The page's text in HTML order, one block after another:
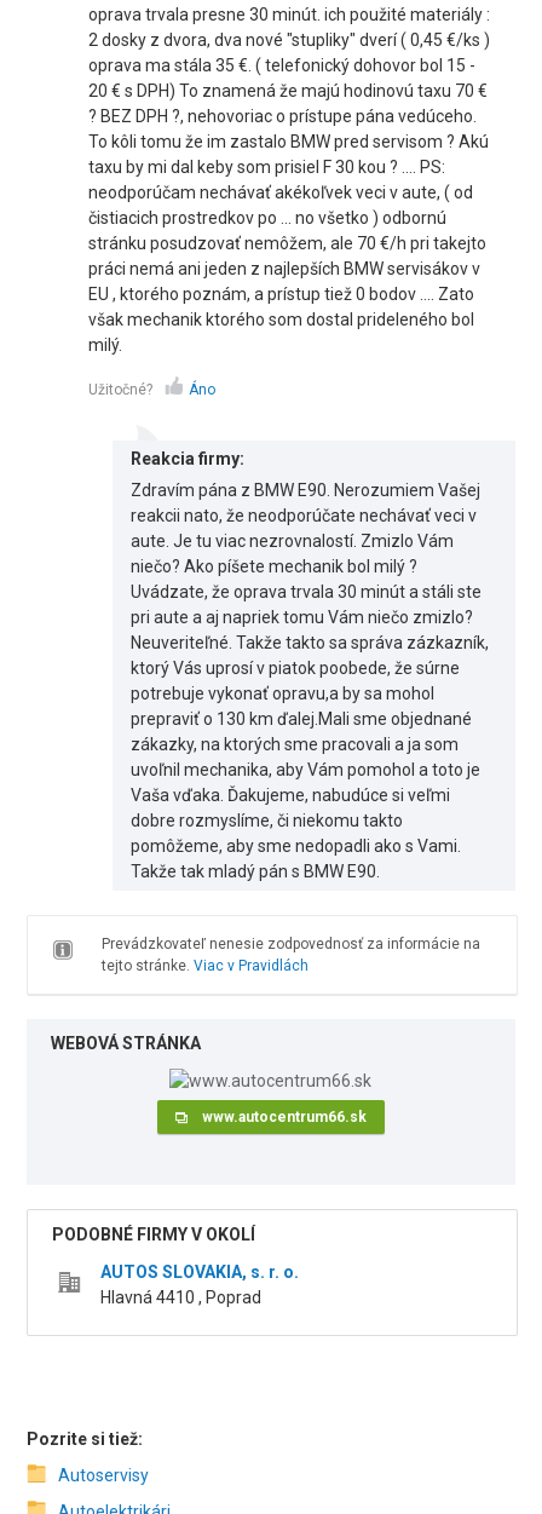
oprava trvala presne 30 minút. ich použité materiály :
2 dosky z dvora, dva nové "stupliky" dverí ( 0,45 €/ks )
oprava ma stála 35 €. ( telefonický dohovor bol 15 -
20 € s DPH) To znamená že majú hodinovú taxu 70 €
? BEZ DPH ?, nehovoriac o prístupe pána vedúceho.
To kôli tomu že im zastalo BMW pred servisom ? Akú
taxu by mi dal keby som prisiel F 30 kou ? .... PS:
neodporúčam nechávať akékoľvek veci v aute, ( od
čistiacich prostredkov po ... no všetko ) odbornú
stránku posudzovať nemôžem, ale 70 €/h pri takejto
práci nemá ani jeden z najlepších BMW servisákov v
EU , ktorého poznám, a prístup tiež 0 bodov .... Zato
však mechanik ktorého som dostal prideleného bol
milý.
Užitočné? Áno
Reakcia firmy:
Zdravím pána z BMW E90. Nerozumiem Vašej
reakcii nato, že neodporúčate nechávať veci v
aute. Je tu viac nezrovnalostí. Zmizlo Vám
niečo? Ako píšete mechanik bol milý ?
Uvádzate, že oprava trvala 30 minút a stáli ste
pri aute a aj napriek tomu Vám niečo zmizlo?
Neuveriteľné. Takže takto sa správa zázkazník,
ktorý Vás uprosí v piatok poobede, že súrne
potrebuje vykonať opravu,a by sa mohol
prepraviť o 130 km ďalej.Mali sme objednané
zákazky, na ktorých sme pracovali a ja som
uvoľnil mechanika, aby Vám pomohol a toto je
Vaša vďaka. Ďakujeme, nabudúce si veľmi
dobre rozmyslíme, či niekomu takto
pomôžeme, aby sme nedopadli ako s Vami.
Takže tak mladý pán s BMW E90.
Prevádzkovateľ nenesie zodpovednosť za informácie na
tejto stránke. Viac v Pravidlách
WEBOVÁ STRÁNKA
www.autocentrum66.sk
PODOBNÉ FIRMY V OKOLÍ
AUTOS SLOVAKIA, s. r. o.
Hlavná 4410 , Poprad
Pozrite si tiež:
Autoservisy